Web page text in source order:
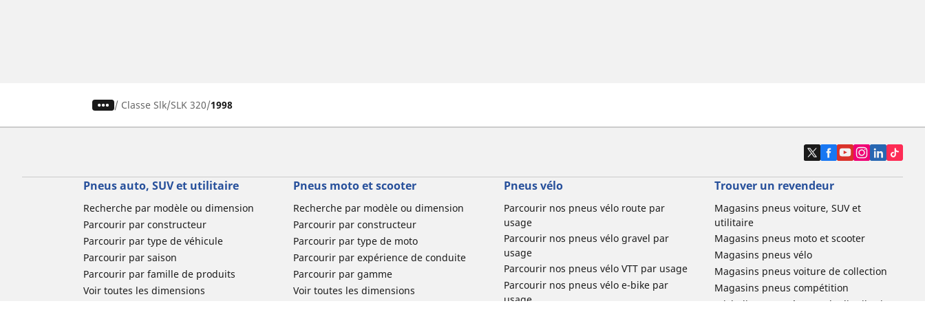
/ Classe Slk SLK 320 1998
Pneus auto, SUV et utilitaire
Recherche par modèle ou dimension
Parcourir par constructeur
Parcourir par type de véhicule
Parcourir par saison
Parcourir par famille de produits
Voir toutes les dimensions
Pneus moto et scooter
Recherche par modèle ou dimension
Parcourir par constructeur
Parcourir par type de moto
Parcourir par expérience de conduite
Parcourir par gamme
Voir toutes les dimensions
Pneus vélo
Parcourir nos pneus vélo route par
usage
Parcourir nos pneus vélo gravel par
usage
Parcourir nos pneus vélo VTT par usage
Parcourir nos pneus vélo e-bike par
usage
Trouver un revendeur
Magasins pneus voiture, SUV et
utilitaire
Magasins pneus moto et scooter
Magasins pneus vélo
Magasins pneus voiture de collection
Magasins pneus compétition
Michelin et ses réseaux de distribution